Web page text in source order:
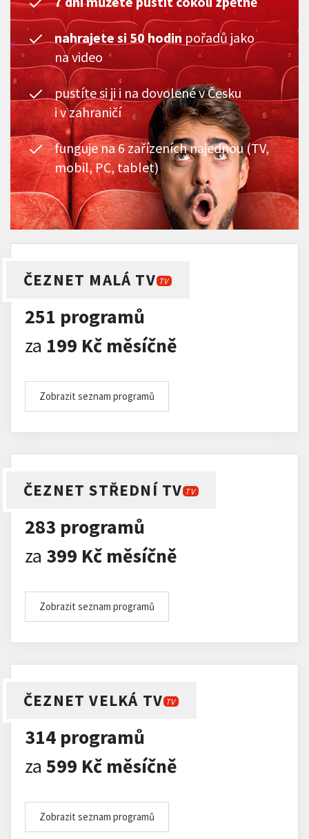
nahrajete si 50 hodin pořadů jako
na video
pustíte si ji i na dovolené v Česku
i v zahraničí
funguje na 6 zařízeních najednou (TV,
mobil, PC, tablet)
ČEZNET MALÁ TV TV
251 programů
za 199 Kč měsíčně
Zobrazit seznam programů
ČEZNET STŘEDNÍ TV TV
283 programů
za 399 Kč měsíčně
Zobrazit seznam programů
ČEZNET VELKÁ TV TV
314 programů
za 599 Kč měsíčně
Zobrazit seznam programů